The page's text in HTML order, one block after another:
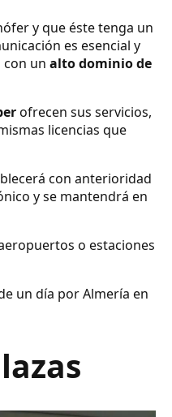
y que éste tenga un
es esencial y
un alto dominio de
ofrecen sus servicios,
licencias que
con anterioridad
y se mantendrá en
o estaciones
un día por Almería en